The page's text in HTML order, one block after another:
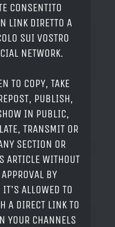
CONSENTITO
LINK DIRETTO A
SUI VOSTRO
NETWORK.
TO COPY, TAKE
PUBLISH,
IN PUBLIC,
TRANSMIT OR
SECTION OR
ARTICLE WITHOUT
BY
ALLOWED TO
A DIRECT LINK TO
YOUR CHANNELS